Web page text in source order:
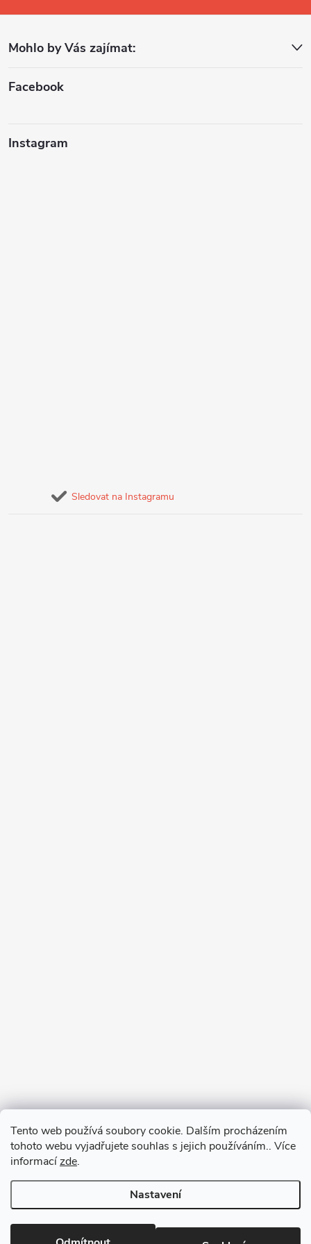
Tento web používá soubory cookie. Dalším procházením
tohoto webu vyjadřujete souhlas s jejich používáním.. Více
informacízde.
Nastavení
a
Mohlo by Vás zajímat:
Facebook
Instagram
Sledovat na Instagramu
RM-SPORT. Všechna práva vyhrazena.